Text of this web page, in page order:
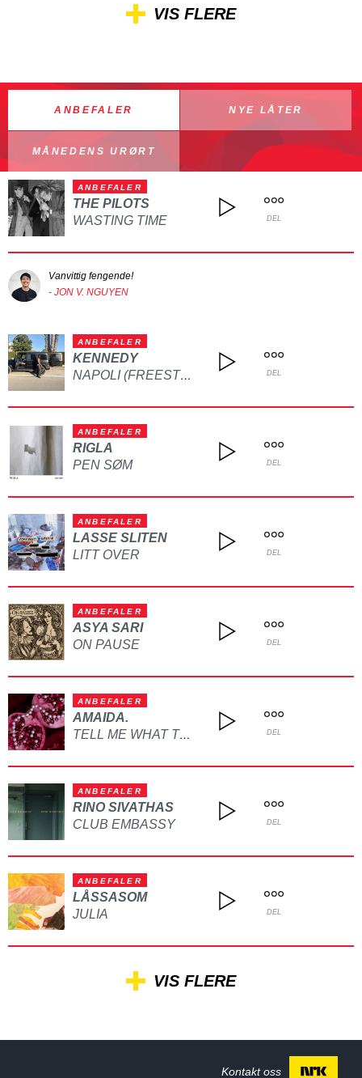
VIS FLERE
ANBEFALER NYE LÅTER
MÅNEDENS URØRT
ANBEFALER
THE PILOTS
WASTING TIME
DEL
Vanvittig fengende!
- JON V. NGUYEN
ANBEFALER
KENNEDY
NAPOLI (FREESTYLE) DEL
ANBEFALER
RIGLA
PEN SØM
DEL
ANBEFALER
LASSE SLITEN
LITT OVER
DEL
ANBEFALER
ASYA SARI
ON PAUSE
DEL
ANBEFALER
AMAIDA.
TELL ME WHAT TO DO DEL
ANBEFALER
RINO SIVATHAS
CLUB EMBASSY
DEL
ANBEFALER
LÅSSASOM
JULIA
DEL
VIS FLERE
Kontakt oss